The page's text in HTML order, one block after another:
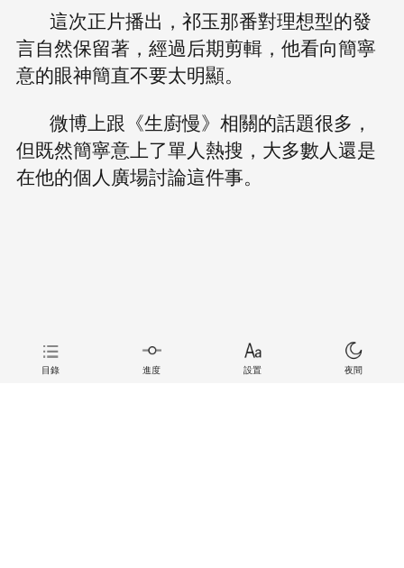
這次正片播出，祁玉那番對理想型的發
言自然保留著，經過后期剪輯，他看向簡寧
意的眼神簡直不要太明顯。
微博上跟《生廚慢》相關的話題很多，
但既然簡寧意上了單人熱搜，大多數人還是
在他的個人廣場討論這件事。
目錄 進度 設置 夜間